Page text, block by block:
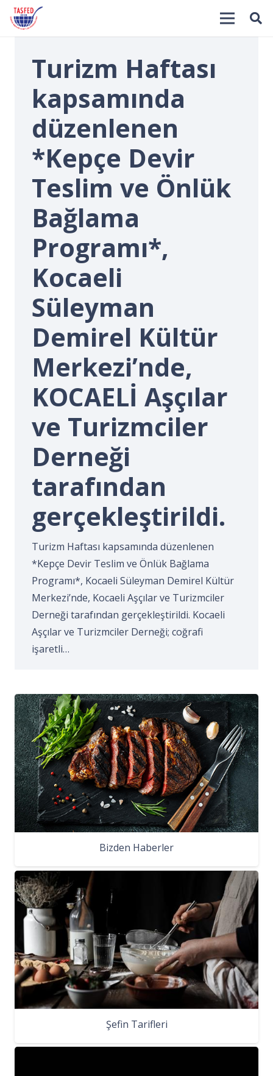
Turizm Haftası
kapsamında
düzenlenen
*Kepçe Devir
Teslim ve Önlük
Bağlama
Programı*,
Kocaeli
Süleyman
Demirel Kültür
Merkezi’nde,
KOCAELİ Aşçılar
ve Turizmciler
Derneği
tarafından
gerçekleştirildi.
Turizm Haftası kapsamında düzenlenen
*Kepçe Devir Teslim ve Önlük Bağlama
Programı*, Kocaeli Süleyman Demirel Kültür
Merkezi’nde, Kocaeli Aşçılar ve Turizmciler
Derneği tarafından gerçekleştirildi. Kocaeli
Aşçılar ve Turizmciler Derneği; coğrafi
işaretli…
Bizden Haberler
Şefin Tarifleri